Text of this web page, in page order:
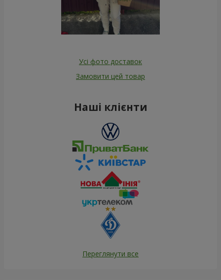
Усі фото доставок
Замовити цей товар
Наші клієнти
Переглянути все